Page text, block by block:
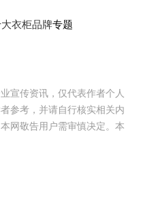
衣柜品牌专题
宣传资讯，仅代表作者个人
参考，并请自行核实相关内
网敬告用户需审慎决定。本